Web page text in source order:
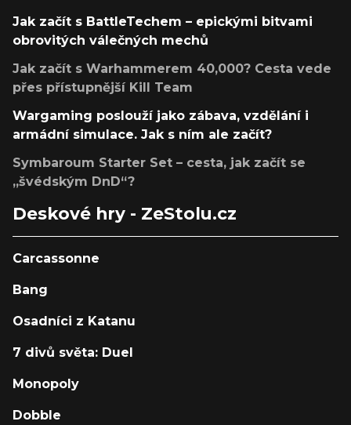
Jak začít s BattleTechem – epickými bitvami
obrovitých válečných mechů
Jak začít s Warhammerem 40,000? Cesta vede
přes přístupnější Kill Team
Wargaming poslouží jako zábava, vzdělání i
armádní simulace. Jak s ním ale začít?
Symbaroum Starter Set – cesta, jak začít se
„švédským DnD“?
Deskové hry - ZeStolu.cz
Carcassonne
Bang
Osadníci z Katanu
7 divů světa: Duel
Monopoly
Dobble